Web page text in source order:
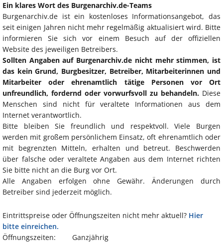
Ein klares Wort des Burgenarchiv.de-Teams
Burgenarchiv.de ist ein kostenloses Informationsangebot, das
seit einigen Jahren nicht mehr regelmäßig aktualisiert wird. Bitte
informieren Sie sich vor einem Besuch auf der offiziellen
Website des jeweiligen Betreibers.
Sollten Angaben auf Burgenarchiv.de nicht mehr stimmen, ist
das kein Grund, Burgbesitzer, Betreiber, Mitarbeiterinnen und
Mitarbeiter oder ehrenamtlich tätige Personen vor Ort
unfreundlich, fordernd oder vorwurfsvoll zu behandeln. Diese
Menschen sind nicht für veraltete Informationen aus dem
Internet verantwortlich.
Bitte bleiben Sie freundlich und respektvoll. Viele Burgen
werden mit großem persönlichem Einsatz, oft ehrenamtlich oder
mit begrenzten Mitteln, erhalten und betreut. Beschwerden
über falsche oder veraltete Angaben aus dem Internet richten
Sie bitte nicht an die Burg vor Ort.
Alle Angaben erfolgen ohne Gewähr. Änderungen durch
Betreiber sind jederzeit möglich.
Eintrittspreise oder Öffnungszeiten nicht mehr aktuell? Hier
bitte einreichen.
Öffnungszeiten:
Ganzjährig